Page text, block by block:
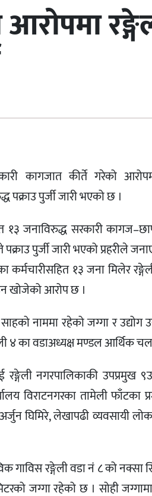
कागजात कीर्ते गरेको
पक्राउ पुर्जी जारी भएको छ ।
जनाविरुद्ध सरकारी
पुर्जी जारी भएको प्रहरीले
कर्मचारीसहित १३ जना मिलेर
खोजेको आरोप छ ।
साहको नाममा रहेको जग्गा र
४ का वडाअध्यक्ष मण्डल आर्थिक
नगरपालिकाकी उपप्रमुख
विराटनगरका तामेली फाँटका
घिमिरे, लेखापढी व्यवसायी
गाविस रङ्गेली वडा नं ८ को
जग्गा रहेको छ । सोही